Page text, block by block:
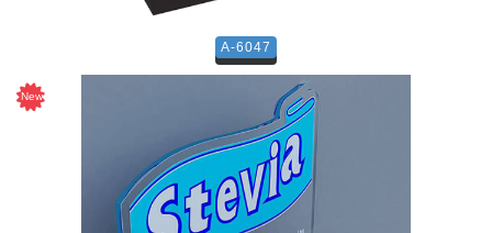
A-6047